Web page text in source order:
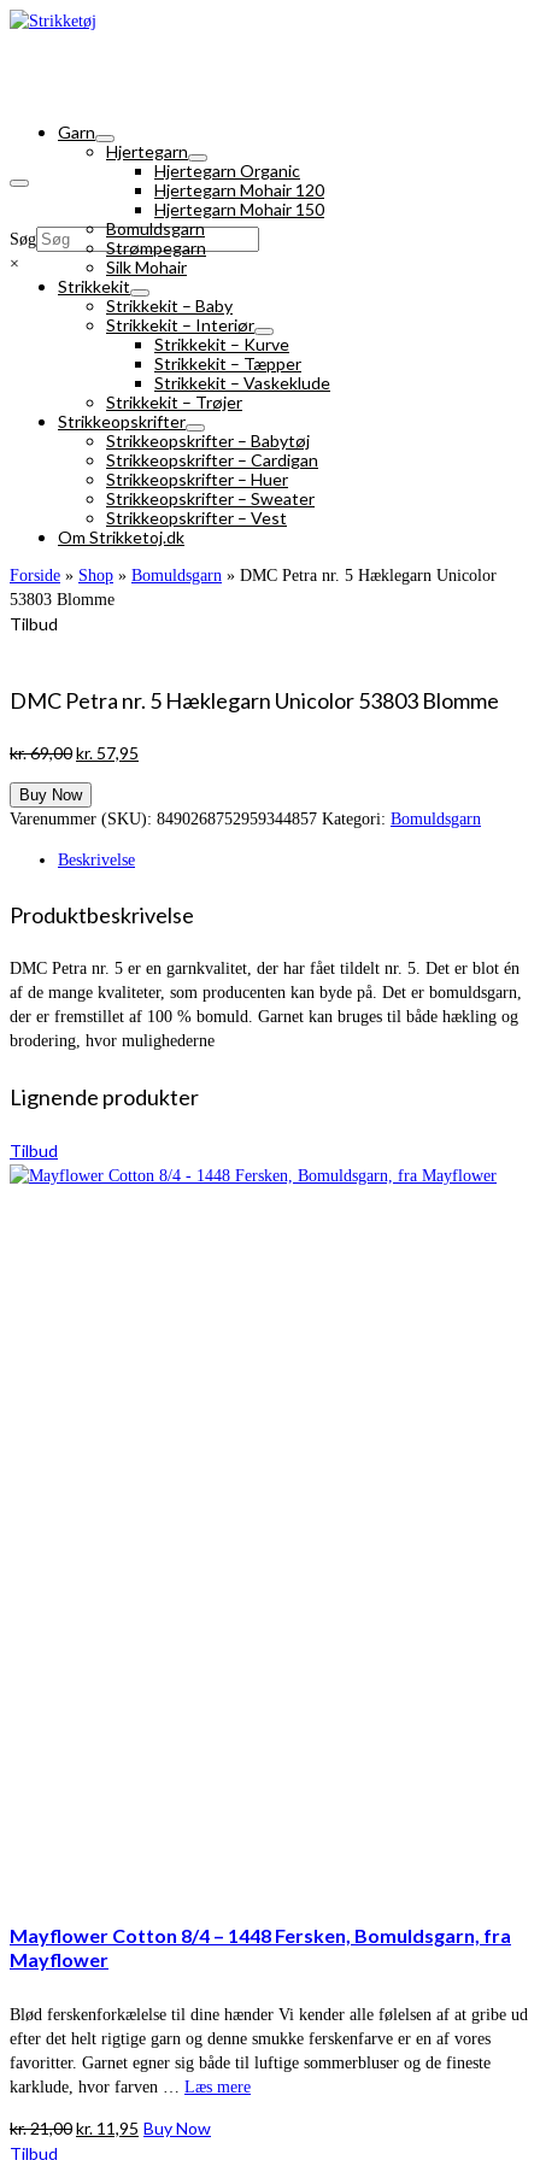
Søg
×
Garn
Hjertegarn
Hjertegarn Organic
Hjertegarn Mohair 120
Hjertegarn Mohair 150
Bomuldsgarn
Strømpegarn
Silk Mohair
Strikkekit
Strikkekit – Baby
Strikkekit – Interiør
Strikkekit – Kurve
Strikkekit – Tæpper
Strikkekit – Vaskeklude
Strikkekit – Trøjer
Strikkeopskrifter
Strikkeopskrifter – Babytøj
Strikkeopskrifter – Cardigan
Strikkeopskrifter – Huer
Strikkeopskrifter – Sweater
Strikkeopskrifter – Vest
Om Strikketoj.dk
Forside » Shop » Bomuldsgarn » DMC Petra nr. 5 Hæklegarn Unicolor
53803 Blomme
Tilbud
DMC Petra nr. 5 Hæklegarn Unicolor 53803 Blomme
kr.69,00Den
pris
var:
kr. 57,95
er:
Buy Now
Varenummer (SKU): 8490268752959344857 Kategori: Bomuldsgarn
Beskrivelse
Produktbeskrivelse
DMC Petra nr. 5 er en garnkvalitet, der har fået tildelt nr. 5. Det er blot én
af de mange kvaliteter, som producenten kan byde på. Det er bomuldsgarn,
der er fremstillet af 100 % bomuld. Garnet kan bruges til både hækling og
brodering, hvor mulighederne
Lignende produkter
Tilbud
Mayflower Cotton 8/4 – 1448 Fersken, Bomuldsgarn, fra
Mayflower
Blød ferskenforkælelse til dine hænder Vi kender alle følelsen af at gribe ud
efter det helt rigtige garn og denne smukke ferskenfarve er en af vores
favoritter. Garnet egner sig både til luftige sommerbluser og de fineste
karklude, hvor farven … Læs mere
kr.21,00Den
kr. 11,95 Den
Buy Now
Tilbud